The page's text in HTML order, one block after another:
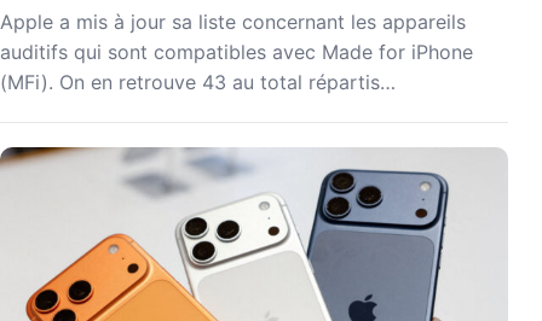
Apple a mis à jour sa liste concernant les appareils
auditifs qui sont compatibles avec Made for iPhone
(MFi). On en retrouve 43 au total répartis…